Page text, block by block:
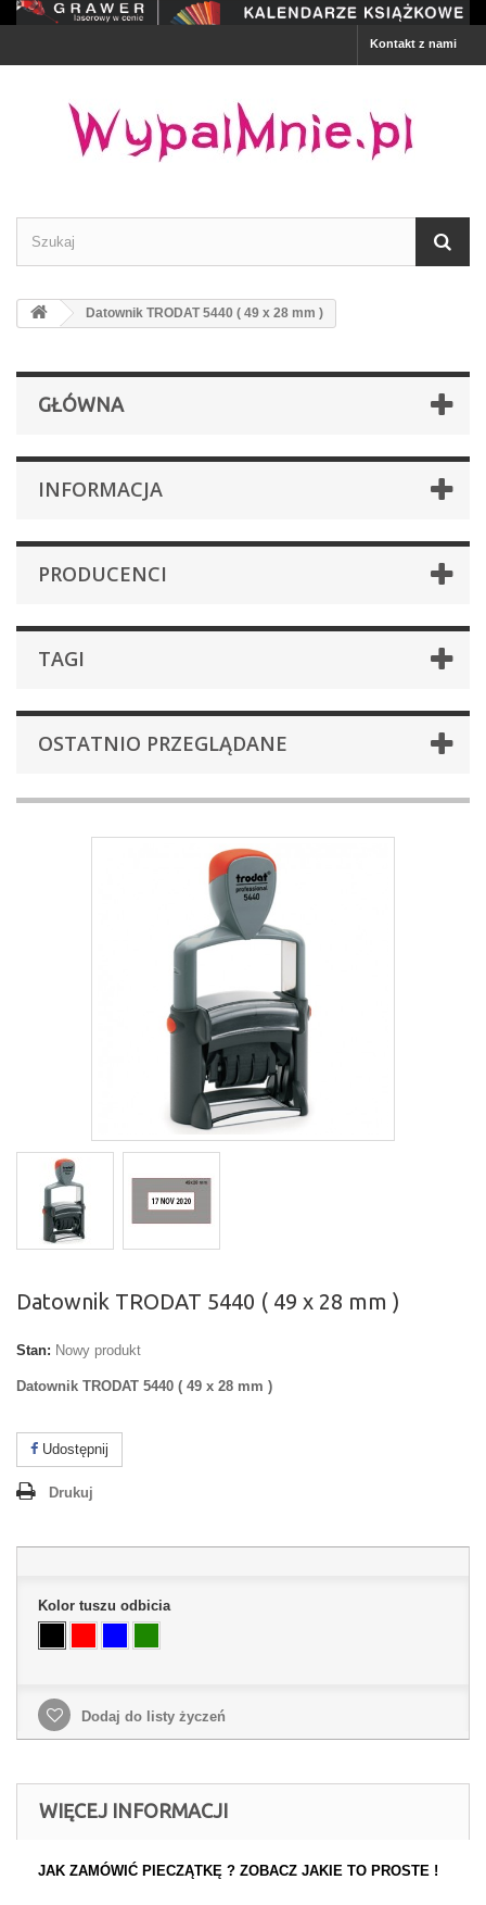
Kontakt z nami
Datownik TRODAT 5440 ( 49 x 28 mm )
GŁÓWNA
INFORMACJA
PRODUCENCI
TAGI
OSTATNIO PRZEGLĄDANE
Datownik TRODAT 5440 ( 49 x 28 mm )
Stan: Nowy produkt
Datownik TRODAT 5440 ( 49 x 28 mm )
Udostępnij
Drukuj
Kolor tuszu odbicia
Dodaj do listy życzeń
WIĘCEJ INFORMACJI
JAK ZAMÓWIĆ PIECZĄTKĘ ? ZOBACZ JAKIE TO PROSTE !